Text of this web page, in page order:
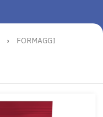
› FORMAGGI